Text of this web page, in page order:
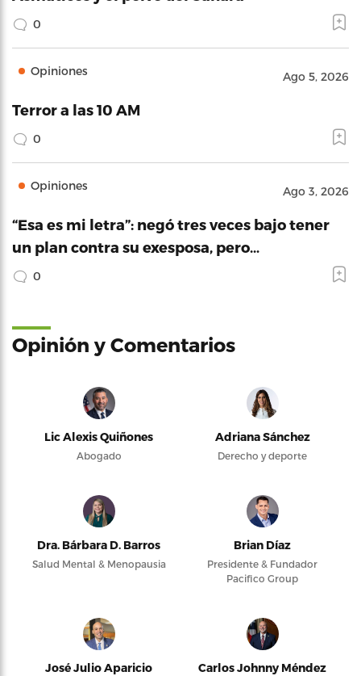
0
Opiniones Ago 5, 2026
Terror a las 10 AM
0
Opiniones Ago 3, 2026
“Esa es mi letra”: negó tres veces bajo tener
un plan contra su exesposa, pero…
0
Opinión y Comentarios
Lic Alexis Quiñones
Abogado
Adriana Sánchez
Derecho y deporte
Dra. Bárbara D. Barros
Salud Mental & Menopausia
Brian Díaz
Presidente & Fundador
Pacifico Group
José Julio Aparicio
Carlos Johnny Méndez